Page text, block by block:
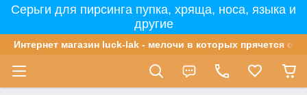
Серьги для пирсинга пупка, хряща, носа, языка и
другие
Интернет магазин luck-lak - мелочи в которых прячется